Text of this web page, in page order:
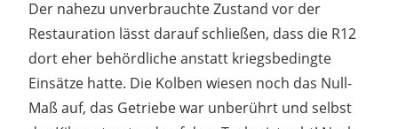
Der nahezu unverbrauchte Zustand vor der
Restauration lässt darauf schließen, dass die R12
dort eher behördliche anstatt kriegsbedingte
Einsätze hatte. Die Kolben wiesen noch das Null-
Maß auf, das Getriebe war unberührt und selbst